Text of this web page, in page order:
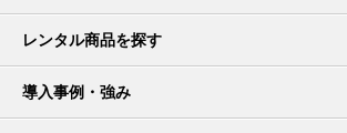
レンタル商品を探す
導入事例・強み